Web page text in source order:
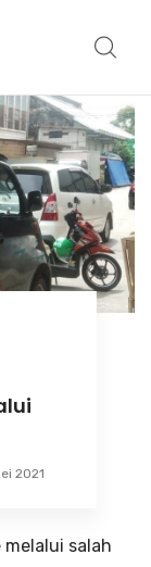
2021
salah